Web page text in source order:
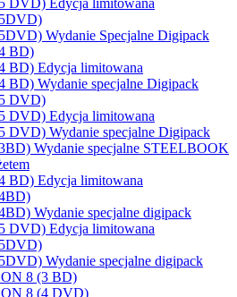
DVD) Edycja limitowana
Wydanie Specjalne Digipack
BD)
BD) Edycja limitowana
BD) Wydanie specjalne Digipack
DVD)
DVD) Edycja limitowana
DVD) Wydanie specjalne Digipack
Wydanie specjalne STEELBOOK
BD) Edycja limitowana
Wydanie specjalne digipack
DVD) Edycja limitowana
Wydanie specjalne digipack
8 (3 BD)
8 (4 DVD)